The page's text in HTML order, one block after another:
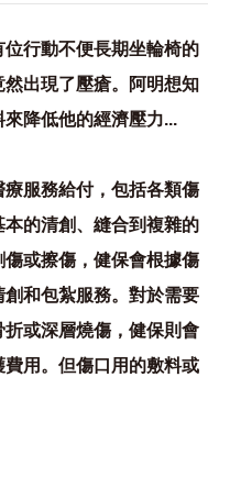
行動不便長期坐輪椅的
出現了壓瘡。阿明想知
降低他的經濟壓力...
服務給付，包括各類傷
的清創、縫合到複雜的
或擦傷，健保會根據傷
和包紮服務。對於需要
或深層燒傷，健保則會
用。但傷口用的敷料或